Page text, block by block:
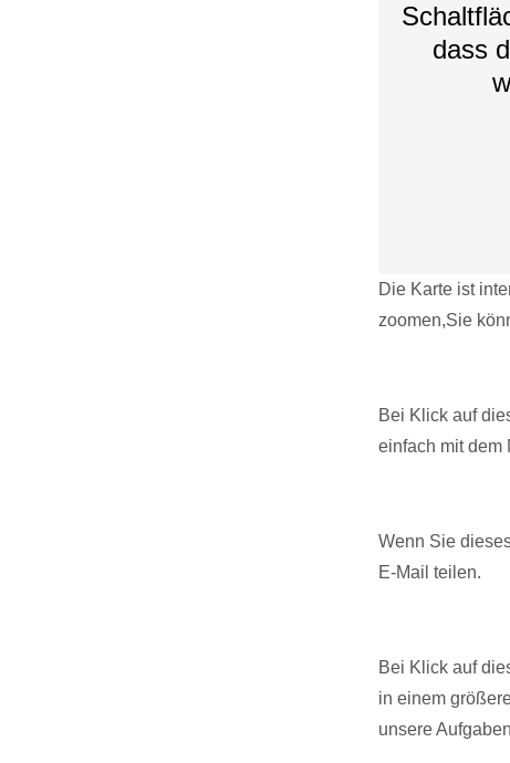
dass
Die Karte ist
zoomen,Sie
Bei Klick auf
einfach mit dem
Wenn Sie
E-Mail teilen.
Bei Klick auf
in einem
unsere